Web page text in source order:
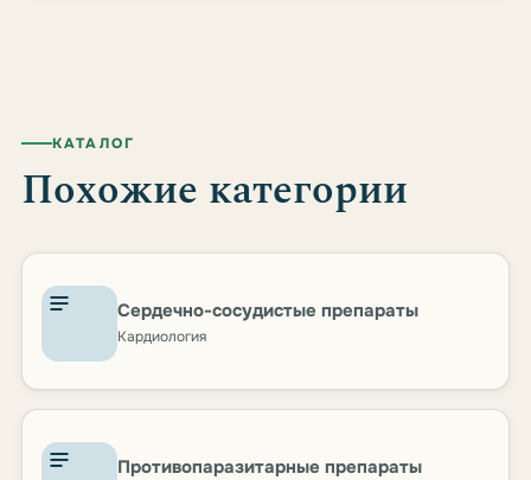
КАТАЛОГ
Похожие категории
Сердечно-сосудистые препараты
Кардиология
Противопаразитарные препараты